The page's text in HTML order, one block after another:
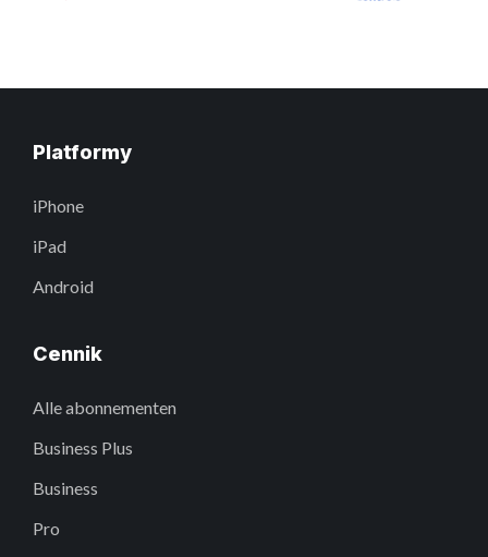
Platformy
iPhone
iPad
Android
Cennik
Alle abonnementen
Business Plus
Business
Pro